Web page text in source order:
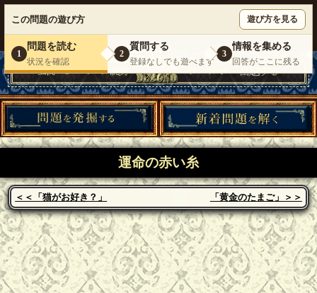
いらっしゃいませ。ゲスト |お問い合わせ
|
運命の赤い糸
＜＜「猫がお好き？」 「黄金のたまご」＞＞
この問題の遊び方 遊び方を見る
1
問題を読む
状況を確認
2
質問する
登録なしでも遊べます
3
情報を集める
回答がここに残る